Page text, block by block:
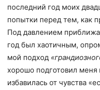
последний год моих
попытки перед тем, как
Под давлением
год был хаотичным,
мой подход
хорошо подготовил
избавилась от чувства